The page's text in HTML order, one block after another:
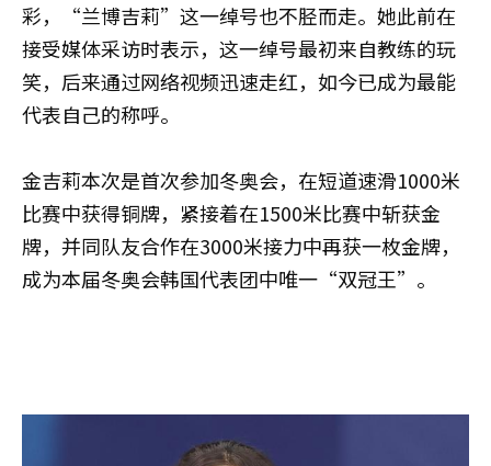
彩，“兰博吉莉”这一绰号也不胫而走。她此前在
接受媒体采访时表示，这一绰号最初来自教练的玩
笑，后来通过网络视频迅速走红，如今已成为最能
代表自己的称呼。
金吉莉本次是首次参加冬奥会，在短道速滑1000米
比赛中获得铜牌，紧接着在1500米比赛中斩获金
牌，并同队友合作在3000米接力中再获一枚金牌，
成为本届冬奥会韩国代表团中唯一“双冠王”。